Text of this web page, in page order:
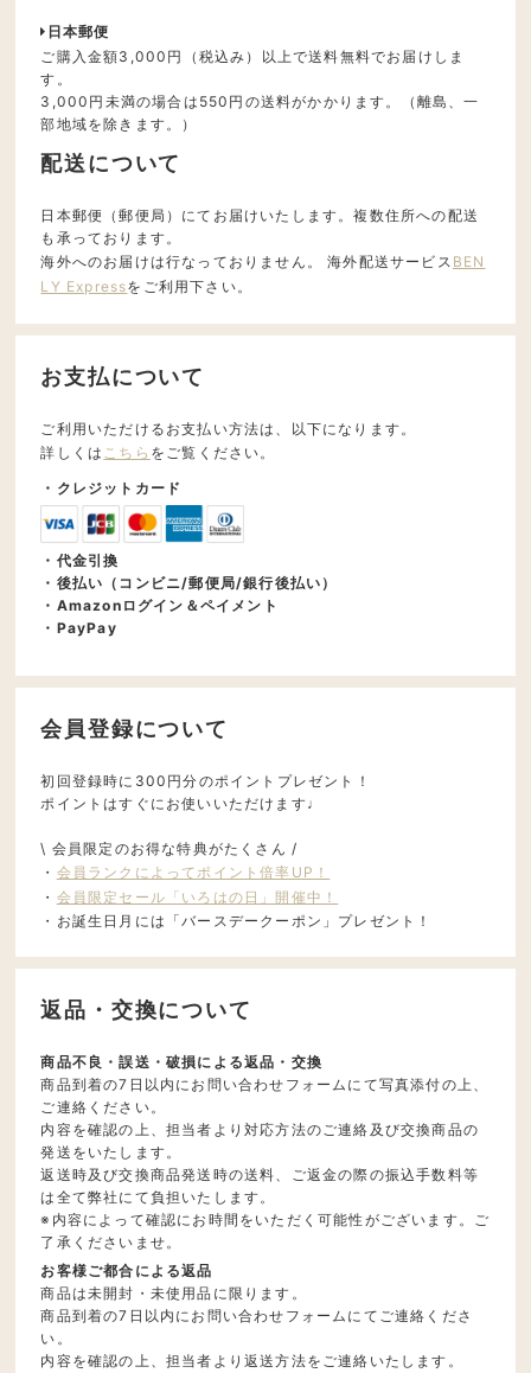
日本郵便
ご購入金額3,000円（税込み）以上で送料無料でお届けしま
す。
3,000円未満の場合は550円の送料がかかります。（離島、一
部地域を除きます。）
配送について
日本郵便（郵便局）にてお届けいたします。複数住所への配送
も承っております。
海外へのお届けは行なっておりません。 海外配送サービス BEN
LY Expressをご利用下さい。
お支払について
ご利用いただけるお支払い方法は、以下になります。
詳しくは こちら をご覧ください。
・クレジットカード
・代金引換
・後払い（コンビニ/郵便局/銀行後払い）
・Amazonログイン＆ペイメント
・PayPay
会員登録について
初回登録時に300円分のポイントプレゼント！
ポイントはすぐにお使いいただけます♩
\ 会員限定のお得な特典がたくさん /
・ 会員ランクによってポイント倍率UP！
・ 会員限定セール「いろはの日」開催中！
・お誕生日月には「バースデークーポン」プレゼント！
返品・交換について
商品不良・誤送・破損による返品・交換
商品到着の7日以内にお問い合わせフォームにて写真添付の上、
ご連絡ください。
内容を確認の上、担当者より対応方法のご連絡及び交換商品の
発送をいたします。
返送時及び交換商品発送時の送料、ご返金の際の振込手数料等
は全て弊社にて負担いたします。
※内容によって確認にお時間をいただく可能性がございます。ご
了承くださいませ。
お客様ご都合による返品
商品は未開封・未使用品に限ります。
商品到着の7日以内にお問い合わせフォームにてご連絡くださ
い。
内容を確認の上、担当者より返送方法をご連絡いたします。